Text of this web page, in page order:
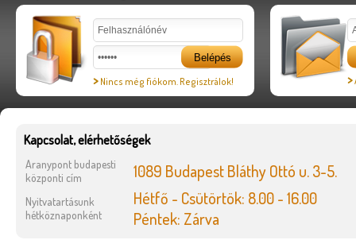
> Nincs még fiókom. Regisztrálok! >
Kapcsolat, elérhetőségek
Aranypont budapesti
központi cím
1089 Budapest Bláthy Ottó u. 3-5.
Nyitvatartásunk
hétköznaponként
Hétfő - Csütörtök: 8.00 - 16.00
Péntek: Zárva